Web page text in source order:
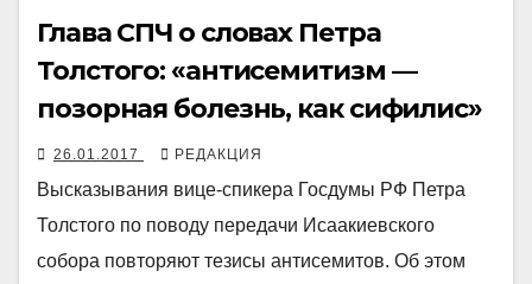
Глава СПЧ о словах Петра
Толстого: «антисемитизм —
позорная болезнь, как сифилис»
26.01.2017 РЕДАКЦИЯ
Высказывания вице-спикера Госдумы РФ Петра
Толстого по поводу передачи Исаакиевского
собора повторяют тезисы антисемитов. Об этом